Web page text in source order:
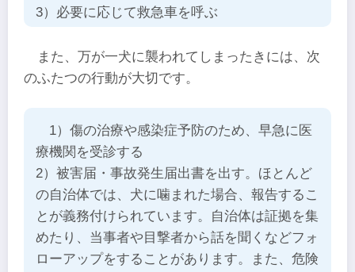
3）必要に応じて救急車を呼ぶ
また、万が一犬に襲われてしまったきには、次
のふたつの行動が大切です。
1）傷の治療や感染症予防のため、早急に医
療機関を受診する
2）被害届・事故発生届出書を出す。ほとんど
の自治体では、犬に噛まれた場合、報告するこ
とが義務付けられています。自治体は証拠を集
めたり、当事者や目撃者から話を聞くなどフォ
ローアップをすることがあります。また、危険